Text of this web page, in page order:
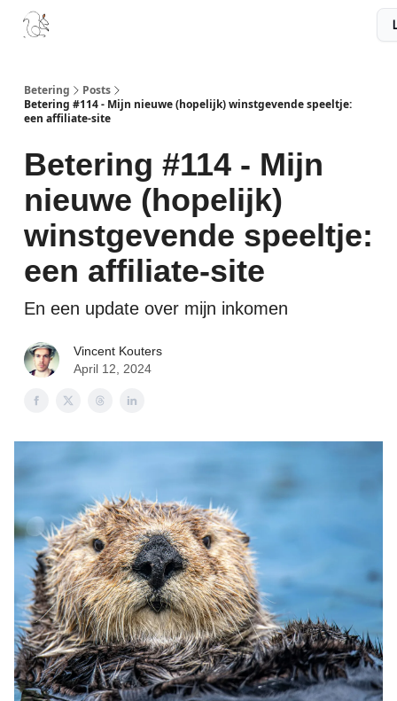
Betering
Posts
Betering #114 - Mijn nieuwe (hopelijk) winstgevende speeltje:
een affiliate-site
Betering #114 - Mijn
nieuwe (hopelijk)
winstgevende speeltje:
een affiliate-site
En een update over mijn inkomen
Vincent Kouters
April 12, 2024